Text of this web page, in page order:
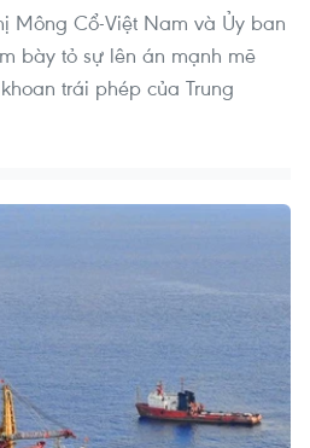
Mông Cổ-Việt Nam và Ủy ban
bày tỏ sự lên án mạnh mẽ
trái phép của Trung